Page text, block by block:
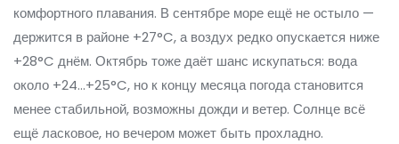
комфортного плавания. В сентябре море ещё не остыло —
держится в районе +27°C, а воздух редко опускается ниже
+28°C днём. Октябрь тоже даёт шанс искупаться: вода
около +24...+25°C, но к концу месяца погода становится
менее стабильной, возможны дожди и ветер. Солнце всё
ещё ласковое, но вечером может быть прохладно.